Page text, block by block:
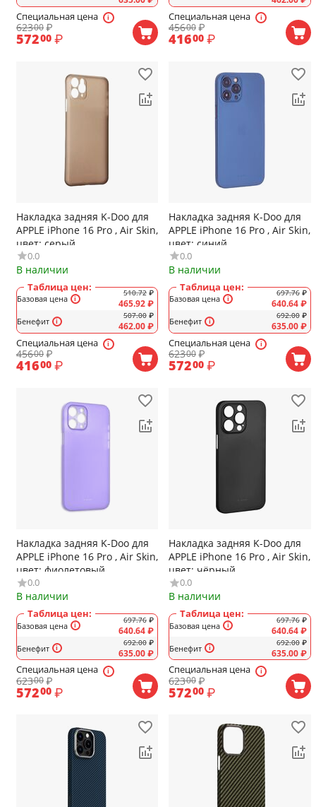
Специальная цена
62300 ₽
57200 ₽
Специальная цена
45600₽
41600 ₽
Накладка задняя K-Doo для
APPLE iPhone 16 Pro , Air Skin,
цвет: серый
0.0
В наличии
Таблица цен:
Базовая цена
Бенефит
510.72 ₽
465.92₽
507.00 ₽
462.00₽
Специальная цена
45600 ₽
41600 ₽
Накладка задняя K-Doo для
APPLE iPhone 16 Pro , Air Skin,
цвет: синий
0.0
В наличии
Таблица цен:
Базовая цена
Бенефит
697.76 ₽
640.64₽
692.00 ₽
635.00₽
Специальная цена
62300₽
57200 ₽
Накладка задняя K-Doo для
APPLE iPhone 16 Pro , Air Skin,
цвет: фиолетовый
0.0
В наличии
Таблица цен:
Базовая цена
Бенефит
697.76 ₽
640.64₽
692.00 ₽
635.00₽
Специальная цена
62300 ₽
57200 ₽
Накладка задняя K-Doo для
APPLE iPhone 16 Pro , Air Skin,
цвет: чёрный
0.0
В наличии
Таблица цен:
Базовая цена
Бенефит
697.76 ₽
640.64₽
692.00 ₽
635.00₽
Специальная цена
62300₽
57200 ₽